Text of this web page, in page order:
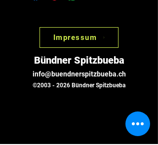
Impressum
Bündner Spitzbueba
info@buendnerspitzbueba.ch
©2003 - 2026 Bündner Spitzbueba